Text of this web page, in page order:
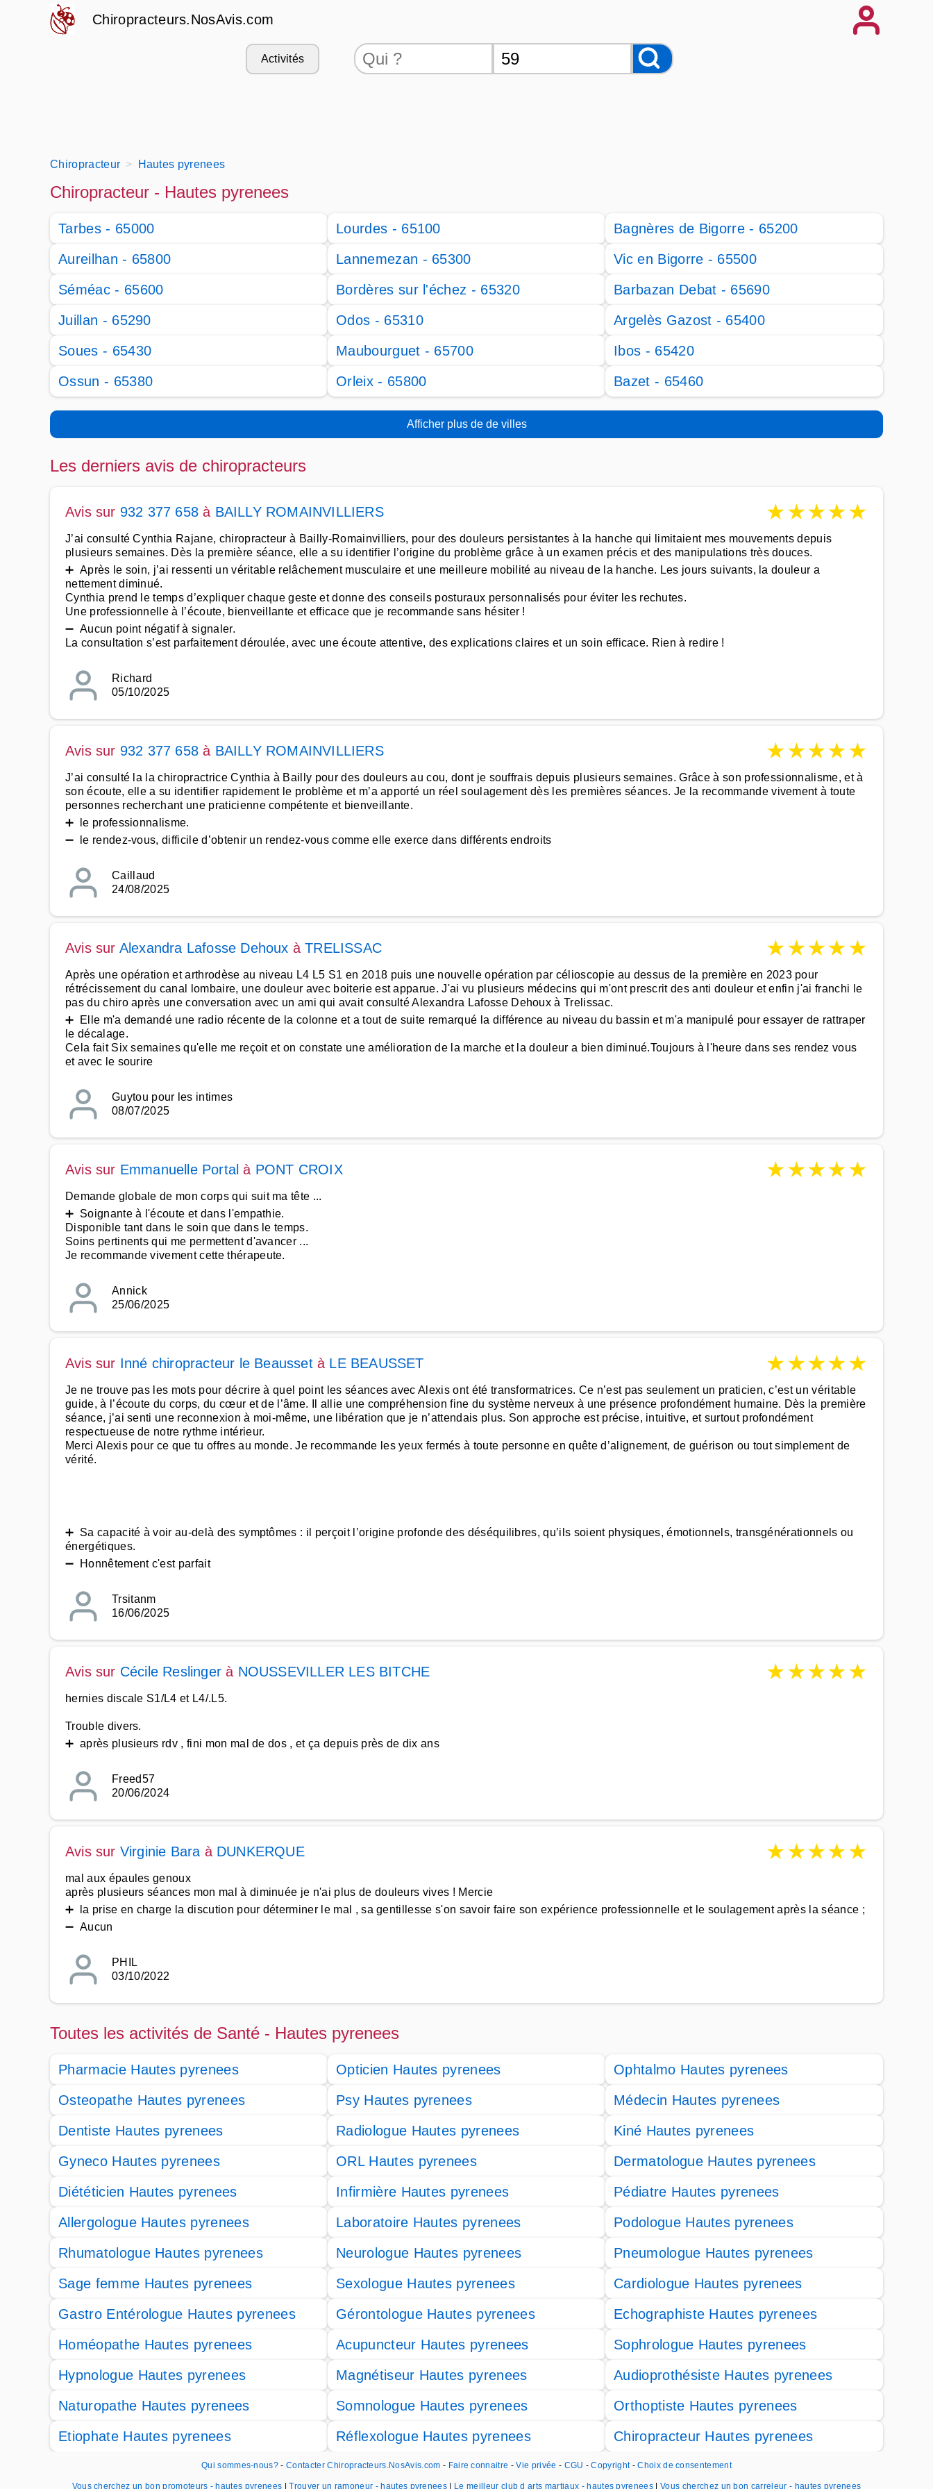
Chiropracteurs.NosAvis.com
Activités
Chiropracteur Hautes pyrenees
Chiropracteur - Hautes pyrenees
Tarbes - 65000 Lourdes - 65100
Bagnères de Bigorre - 65200
Aureilhan - 65800
Lannemezan - 65300
Vic en Bigorre - 65500
Séméac - 65600
Bordères sur l'échez - 65320
Barbazan Debat - 65690
Juillan - 65290
Odos - 65310
Argelès Gazost - 65400
Soues - 65430
Maubourguet - 65700
Ibos - 65420
Ossun - 65380
Orleix - 65800 Bazet - 65460
Afficher plus de de villes
Les derniers avis de chiropracteurs
Avis sur 932 377 658 à BAILLY ROMAINVILLIERS ★★★★★
J’ai consulté Cynthia Rajane, chiropracteur à Bailly-Romainvilliers, pour des douleurs persistantes à la hanche qui limitaient mes mouvements depuis
plusieurs semaines. Dès la première séance, elle a su identifier l’origine du problème grâce à un examen précis et des manipulations très douces.
➕ Après le soin, j’ai ressenti un véritable relâchement musculaire et une meilleure mobilité au niveau de la hanche. Les jours suivants, la douleur a
nettement diminué.
Cynthia prend le temps d’expliquer chaque geste et donne des conseils posturaux personnalisés pour éviter les rechutes.
Une professionnelle à l’écoute, bienveillante et efficace que je recommande sans hésiter !
➖ Aucun point négatif à signaler.
La consultation s’est parfaitement déroulée, avec une écoute attentive, des explications claires et un soin efficace. Rien à redire !
Richard
05/10/2025
Avis sur 932 377 658 à BAILLY ROMAINVILLIERS ★★★★★
J’ai consulté la la chiropractrice Cynthia à Bailly pour des douleurs au cou, dont je souffrais depuis plusieurs semaines. Grâce à son professionnalisme, et à
son écoute, elle a su identifier rapidement le problème et m’a apporté un réel soulagement dès les premières séances. Je la recommande vivement à toute
personnes recherchant une praticienne compétente et bienveillante.
➕ le professionnalisme.
➖ le rendez-vous, difficile d’obtenir un rendez-vous comme elle exerce dans différents endroits
Caillaud
24/08/2025
Avis sur Alexandra Lafosse Dehoux àTRELISSAC ★★★★★
Après une opération et arthrodèse au niveau L4 L5 S1 en 2018 puis une nouvelle opération par célioscopie au dessus de la première en 2023 pour
rétrécissement du canal lombaire, une douleur avec boiterie est apparue. J'ai vu plusieurs médecins qui m'ont prescrit des anti douleur et enfin j'ai franchi le
pas du chiro après une conversation avec un ami qui avait consulté Alexandra Lafosse Dehoux à Trelissac.
➕ Elle m'a demandé une radio récente de la colonne et a tout de suite remarqué la différence au niveau du bassin et m'a manipulé pour essayer de rattraper
le décalage.
Cela fait Six semaines qu'elle me reçoit et on constate une amélioration de la marche et la douleur a bien diminué.Toujours à l'heure dans ses rendez vous
et avec le sourire
Guytou pour les intimes
08/07/2025
Avis sur Emmanuelle Portal à PONT CROIX ★★★★★
Demande globale de mon corps qui suit ma tête ...
➕ Soignante à l'écoute et dans l'empathie.
Disponible tant dans le soin que dans le temps.
Soins pertinents qui me permettent d'avancer ...
Je recommande vivement cette thérapeute.
Annick
25/06/2025
Avis sur Inné chiropracteur le Beaussetà LE BEAUSSET ★★★★★
Je ne trouve pas les mots pour décrire à quel point les séances avec Alexis ont été transformatrices. Ce n’est pas seulement un praticien, c’est un véritable
guide, à l’écoute du corps, du cœur et de l’âme. Il allie une compréhension fine du système nerveux à une présence profondément humaine. Dès la première
séance, j’ai senti une reconnexion à moi-même, une libération que je n’attendais plus. Son approche est précise, intuitive, et surtout profondément
respectueuse de notre rythme intérieur.
Merci Alexis pour ce que tu offres au monde. Je recommande les yeux fermés à toute personne en quête d’alignement, de guérison ou tout simplement de
vérité.
➕ Sa capacité à voir au-delà des symptômes : il perçoit l’origine profonde des déséquilibres, qu’ils soient physiques, émotionnels, transgénérationnels ou
énergétiques.
➖ Honnêtement c'est parfait
Trsitanm
16/06/2025
Avis sur Cécile Reslinger à NOUSSEVILLER LES BITCHE ★★★★★
hernies discale S1/L4 et L4/.L5.
Trouble divers.
➕ après plusieurs rdv , fini mon mal de dos , et ça depuis près de dix ans
Freed57
20/06/2024
Avis sur Virginie Bara à DUNKERQUE ★★★★★
mal aux épaules genoux
après plusieurs séances mon mal à diminuée je n'ai plus de douleurs vives ! Mercie
➕ la prise en charge la discution pour déterminer le mal , sa gentillesse s'on savoir faire son expérience professionnelle et le soulagement après la séance ;
➖ Aucun
PHIL
03/10/2022
Toutes les activités de Santé - Hautes pyrenees
Pharmacie Hautes pyrenees Opticien Hautes pyrenees
Ophtalmo Hautes pyrenees
Osteopathe Hautes pyrenees
Psy Hautes pyrenees
Médecin Hautes pyrenees
Dentiste Hautes pyrenees
Radiologue Hautes pyrenees
Kiné Hautes pyrenees
Gyneco Hautes pyrenees
ORL Hautes pyrenees
Dermatologue Hautes pyrenees
Diététicien Hautes pyrenees
Infirmière Hautes pyrenees
Pédiatre Hautes pyrenees
Allergologue Hautes pyrenees
Laboratoire Hautes pyrenees
Podologue Hautes pyrenees
Rhumatologue Hautes pyrenees
Neurologue Hautes pyrenees
Pneumologue Hautes pyrenees
Sage femme Hautes pyrenees
Sexologue Hautes pyrenees
Cardiologue Hautes pyrenees
Gastro Entérologue Hautes pyrenees
Gérontologue Hautes pyrenees
Echographiste Hautes pyrenees
Homéopathe Hautes pyrenees
Acupuncteur Hautes pyrenees
Sophrologue Hautes pyrenees
Hypnologue Hautes pyrenees
Magnétiseur Hautes pyrenees
Audioprothésiste Hautes pyrenees
Naturopathe Hautes pyrenees
Somnologue Hautes pyrenees
Orthoptiste Hautes pyrenees
Etiophate Hautes pyrenees
Réflexologue Hautes pyrenees Chiropracteur Hautes pyrenees
Qui sommes-nous? -Contacter Chiropracteurs.NosAvis.com - Faire connaitre -Vie privée - CGU -Copyright -Choix de consentement
Vous cherchez un bon promoteurs - hautes pyrenees |Trouver un ramoneur - hautes pyrenees Le meilleur club d arts martiaux - hautes pyrenees |Vous cherchez un bon carreleur - hautes pyrenees